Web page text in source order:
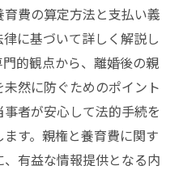
費の算定方法と支払い義
に基づいて詳しく解説し
的観点から、離婚後の親
然に防ぐためのポイント
者が安心して法的手続を
す。親権と養育費に関す
有益な情報提供となる内